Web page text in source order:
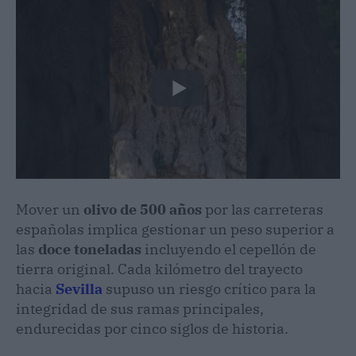
Mover un olivo de 500 años por las carreteras
españolas implica gestionar un peso superior a
las doce toneladas incluyendo el cepellón de
tierra original. Cada kilómetro del trayecto
hacia Sevilla supuso un riesgo crítico para la
integridad de sus ramas principales,
endurecidas por cinco siglos de historia.